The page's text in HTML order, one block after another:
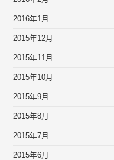
2016年1月
2015年12月
2015年11月
2015年10月
2015年9月
2015年8月
2015年7月
2015年6月